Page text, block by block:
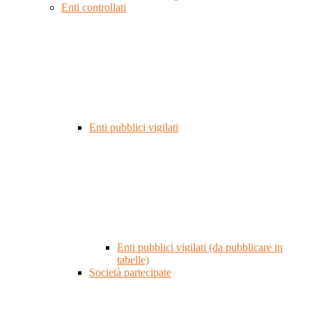
Enti controllati
Enti pubblici vigilati
Enti pubblici vigilati (da pubblicare in
tabelle)
Società partecipate